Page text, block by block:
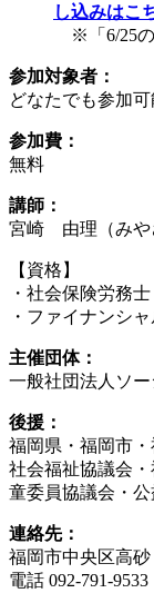
し込みはこ
※「6/25の
参加対象者：
どなたでも参加可
参加費：
無料
講師：
宮崎 由理（みや
【資格】
・社会保険労務士
・ファイナンシ
主催団体：
一般社団法人ソ
後援：
福岡県・福岡市
社会福祉協議会
童委員協議会・
連絡先：
福岡市中央区高
電話 092-791-9533